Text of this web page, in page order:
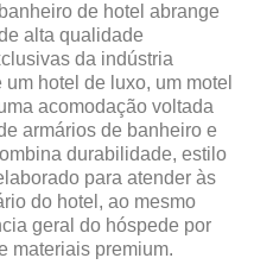
de hotel abrange
alta qualidade
da indústria
hotel de luxo, um motel
acomodação voltada
armários de banheiro e
durabilidade, estilo
para atender às
do hotel, ao mesmo
geral do hóspede por
materiais premium.